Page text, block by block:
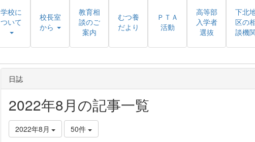
学校に
ついて
校長室
から
教育相
談のご
案内
むつ養
だより
ＰＴＡ
活動
高等部
入学者
選抜
下北
区の
談機
日誌
2022年8月の記事一覧
2022年8月 50件